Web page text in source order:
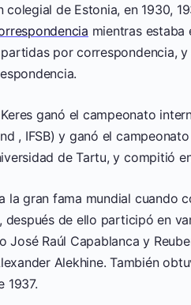
colegial de Estonia, en 1930,
mientras estaba
por correspondencia,
ganó el campeonato
, IFSB) y ganó el
de Tartu, y compitió
la gran fama mundial cuando
después de ello participó en
José Raúl Capablanca y
Alekhine. También
1937.